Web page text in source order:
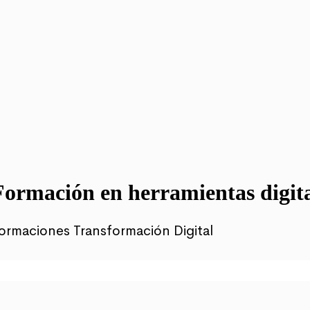
en herramientas
Transformación Digital